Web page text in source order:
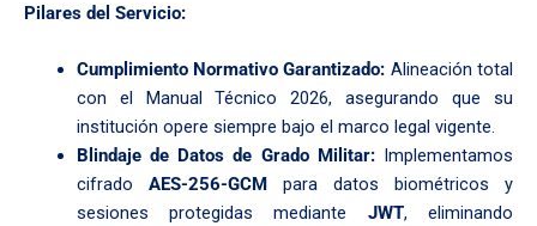
Pilares del Servicio:
Cumplimiento Normativo Garantizado: Alineación total
con el Manual Técnico 2026, asegurando que su
institución opere siempre bajo el marco legal vigente.
Blindaje de Datos de Grado Militar:Implementamos
cifrado AES-256-GCMpara datos biométricos y
sesiones protegidas mediante JWT, eliminando